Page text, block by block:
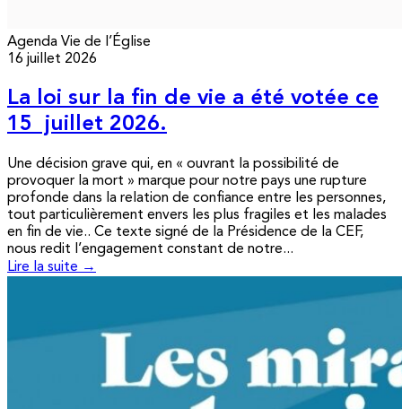
Agenda Vie de l’Église
16 juillet 2026
La loi sur la fin de vie a été votée ce
15 juillet 2026.
Une décision grave qui, en « ouvrant la possibilité de
provoquer la mort » marque pour notre pays une rupture
profonde dans la relation de confiance entre les personnes,
tout particulièrement envers les plus fragiles et les malades
en fin de vie.. Ce texte signé de la Présidence de la CEF,
nous redit l’engagement constant de notre...
Lire la suite →